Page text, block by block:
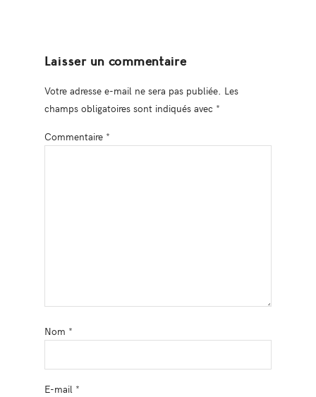
Laisser un commentaire
Votre adresse e-mail ne sera pas publiée. Les
champs obligatoires sont indiqués avec *
Commentaire *
Nom *
E-mail *